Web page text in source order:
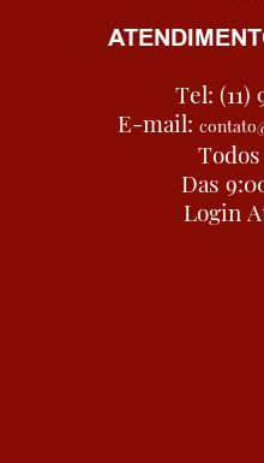
Tel: (11)
E-mail:
Das
Login